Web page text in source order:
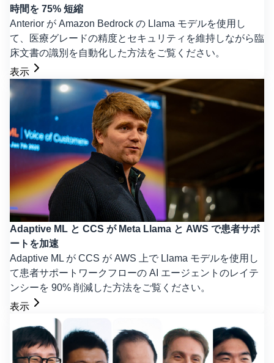
時間を 75% 短縮
Anterior が Amazon Bedrock の Llama モデルを使用し
て、医療グレードの精度とセキュリティを維持しながら臨
床文書の識別を自動化した方法をご覧ください。
表示
Adaptive ML と CCS が Meta Llama と AWS で患者サポ
ートを加速
Adaptive ML が CCS が AWS 上で Llama モデルを使用し
て患者サポートワークフローの AI エージェントのレイテ
ンシーを 90% 削減した方法をご覧ください。
表示